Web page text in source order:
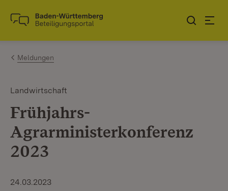
Zum Inhalt springen
Link zur Startseite
Meldungen
Landwirtschaft
Frühjahrs-
Agrarministerkonferenz
2023
24.03.2023